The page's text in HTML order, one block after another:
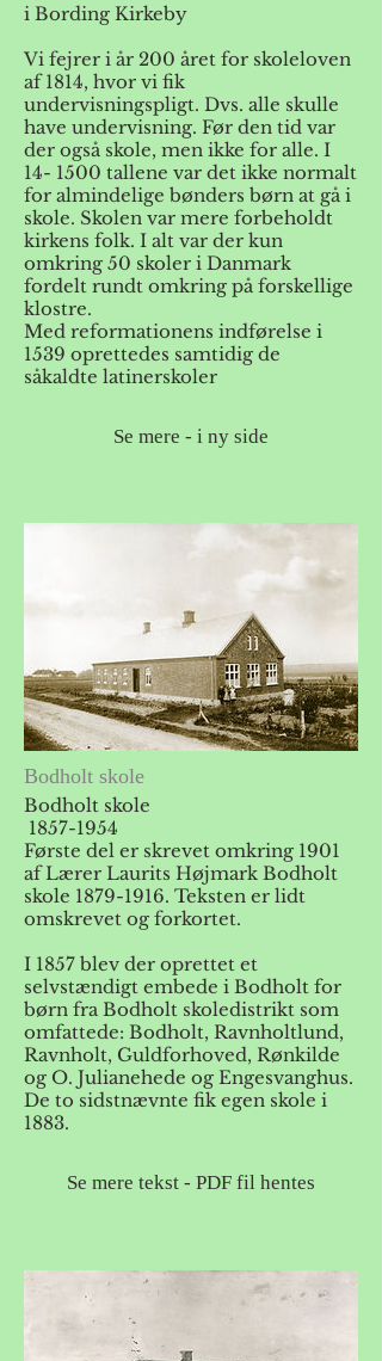
i Bording Kirkeby
Vi fejrer i år 200 året for skoleloven
af 1814, hvor vi fik
undervisningspligt. Dvs. alle skulle
have undervisning. Før den tid var
der også skole, men ikke for alle. I
14- 1500 tallene var det ikke normalt
for almindelige bønders børn at gå i
skole. Skolen var mere forbeholdt
kirkens folk. I alt var der kun
omkring 50 skoler i Danmark
fordelt rundt omkring på forskellige
klostre.
Med reformationens indførelse i
1539 oprettedes samtidig de
såkaldte latinerskoler
Se mere - i ny side
Bodholt skole
Bodholt skole
1857-1954
Første del er skrevet omkring 1901
af Lærer Laurits Højmark Bodholt
skole 1879-1916. Teksten er lidt
omskrevet og forkortet.
I 1857 blev der oprettet et
selvstændigt embede i Bodholt for
børn fra Bodholt skoledistrikt som
omfattede: Bodholt, Ravnholtlund,
Ravnholt, Guldforhoved, Rønkilde
og O. Julianehede og Engesvanghus.
De to sidstnævnte fik egen skole i
1883.
Se mere tekst - PDF fil hentes